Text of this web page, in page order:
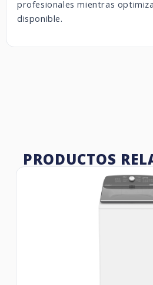
profesionales mientras
disponible.
PRODUCTOS